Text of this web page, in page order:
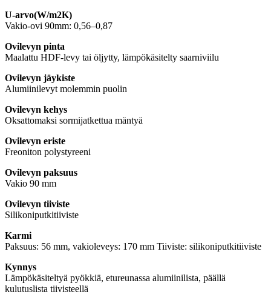
U-arvo(W/m2K)
Vakio-ovi 90mm: 0,56–0,87
Ovilevyn pinta
Maalattu HDF-levy tai öljytty, lämpökäsitelty saarniviilu
Ovilevyn jäykiste
Alumiinilevyt molemmin puolin
Ovilevyn kehys
Oksattomaksi sormijatkettua mäntyä
Ovilevyn eriste
Freoniton polystyreeni
Ovilevyn paksuus
Vakio 90 mm
Ovilevyn tiiviste
Silikoniputkitiiviste
Karmi
Paksuus: 56 mm, vakioleveys: 170 mm Tiiviste: silikoniputkitiiviste
Kynnys
Lämpökäsiteltyä pyökkiä, etureunassa alumiinilista, päällä
kulutuslista tiivisteellä